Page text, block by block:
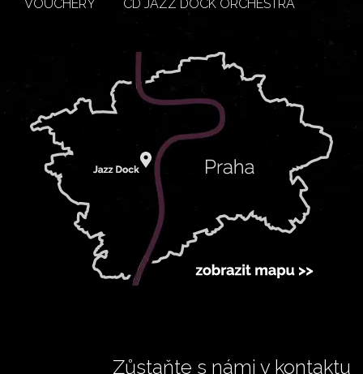
VOUCHERY
CD JAZZ DOCK ORCHESTRA
Zůstaňte s námi v kontaktu